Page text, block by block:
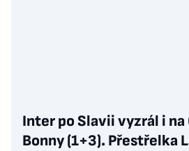
Inter po Slavii vyzrál i
Bonny (1+3). Přestřelka